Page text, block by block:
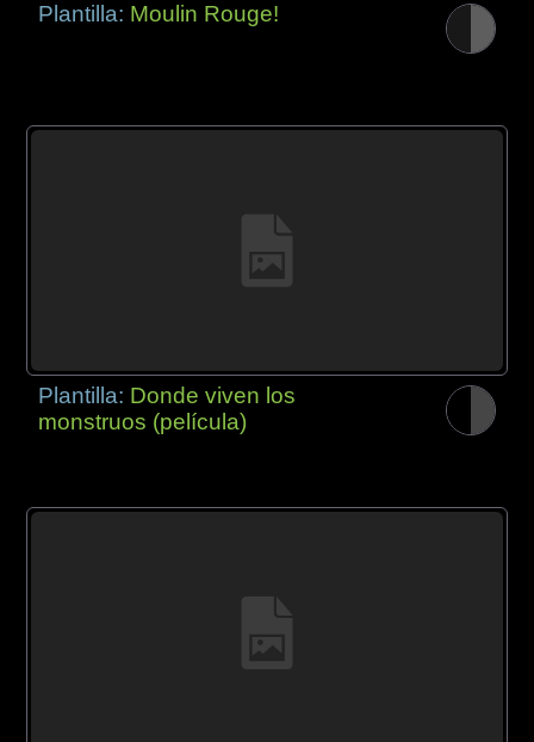
Plantilla: Moulin Rouge!
Plantilla: Donde viven los
monstruos (película)